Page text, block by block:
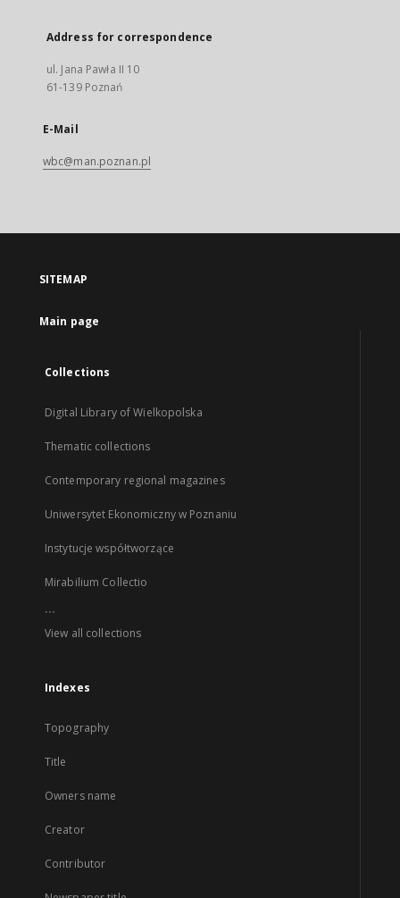
Address for correspondence
ul. Jana Pawła II 10
61-139 Poznań
E-Mail
wbc@man.poznan.pl
SITEMAP
Main page
Collections
Digital Library of Wielkopolska
Thematic collections
Contemporary regional magazines
Uniwersytet Ekonomiczny w Poznaniu
Instytucje współtworzące
Mirabilium Collectio
...
View all collections
Indexes
Topography
Title
Owners name
Creator
Contributor